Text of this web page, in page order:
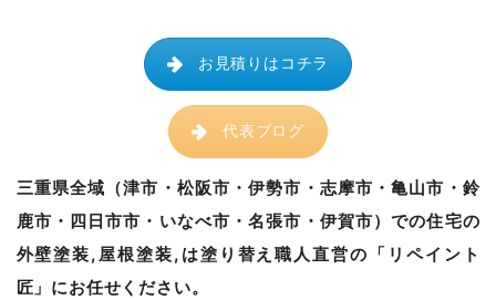
お見積りはコチラ
代表ブログ
三重県全域（津市・松阪市・伊勢市・志摩市・亀山市・鈴
鹿市・四日市市・いなべ市・名張市・伊賀市）での住宅の
外壁塗装,屋根塗装,は塗り替え職人直営の「リペイント
匠」にお任せください。